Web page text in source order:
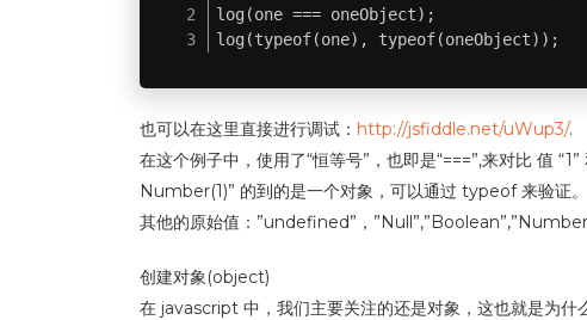
log(one === oneObject);
log(typeof(one), typeof(oneObject));
也可以在这里直接进行调试： http://jsfiddle.net/uWup3/.
在这个例子中，使用了“恒等号”，也即是“===”,来对比 值
Number(1)” 的到的是一个对象，可以通过 typeof 来验证。
其他的原始值：”undefined”，
创建对象(object)
在 javascript 中，我们主要关注的还是对象，这也就是为什